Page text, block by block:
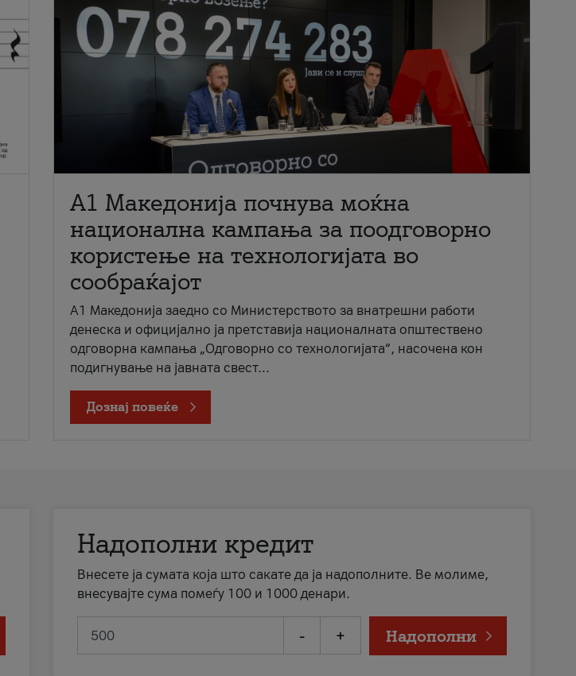
A1 Македонија почнува моќна
национална кампања за поодговорно
користење на технологијата во
сообраќајот
A1 Македонија заедно со Министерството за внатрешни работи
денеска и официјално ја претставија националната општествено
одговорна кампања „Одговорно со технологијата“, насочена кон
подигнување на јавната свест...
Дознај повеќе
Надополни кредит
Внесете ја сумата која што сакате да ја надополните. Ве молиме,
внесувајте сума помеѓу 100 и 1000 денари.
- + Надополни